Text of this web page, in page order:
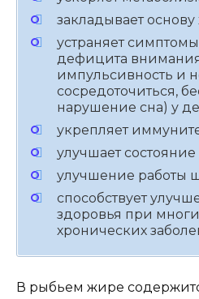
закладывает
устраняет
дефицита
импульсивность и
сосредоточиться,
нарушение сна) у
укрепляет
улучшает состояние
улучшение работы
способствует
здоровья при
хронических
В рыбьем жире